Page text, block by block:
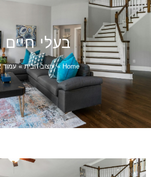
בעלי חיים
Home
»עיצוב הבית» עמוד 2